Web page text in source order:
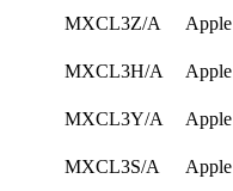
MXCL3Z/A Apple
MXCL3H/A Apple
MXCL3Y/A Apple
MXCL3S/A Apple